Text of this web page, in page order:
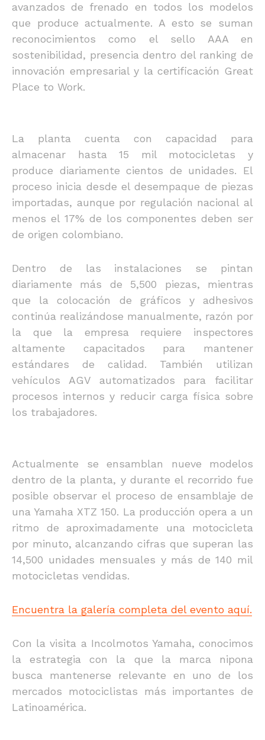
avanzados de frenado en todos los modelos
que produce actualmente. A esto se suman
reconocimientos como el sello AAA en
sostenibilidad, presencia dentro del ranking de
innovación empresarial y la certificación Great
Place to Work.
La planta cuenta con capacidad para
almacenar hasta 15 mil motocicletas y
produce diariamente cientos de unidades. El
proceso inicia desde el desempaque de piezas
importadas, aunque por regulación nacional al
menos el 17% de los componentes deben ser
de origen colombiano.
Dentro de las instalaciones se pintan
diariamente más de 5,500 piezas, mientras
que la colocación de gráficos y adhesivos
continúa realizándose manualmente, razón por
la que la empresa requiere inspectores
altamente capacitados para mantener
estándares de calidad. También utilizan
vehículos AGV automatizados para facilitar
procesos internos y reducir carga física sobre
los trabajadores.
Actualmente se ensamblan nueve modelos
dentro de la planta, y durante el recorrido fue
posible observar el proceso de ensamblaje de
una Yamaha XTZ 150. La producción opera a un
ritmo de aproximadamente una motocicleta
por minuto, alcanzando cifras que superan las
14,500 unidades mensuales y más de 140 mil
motocicletas vendidas.
Encuentra la galería completa del evento aquí.
Con la visita a Incolmotos Yamaha, conocimos
la estrategia con la que la marca nipona
busca mantenerse relevante en uno de los
mercados motociclistas más importantes de
Latinoamérica.